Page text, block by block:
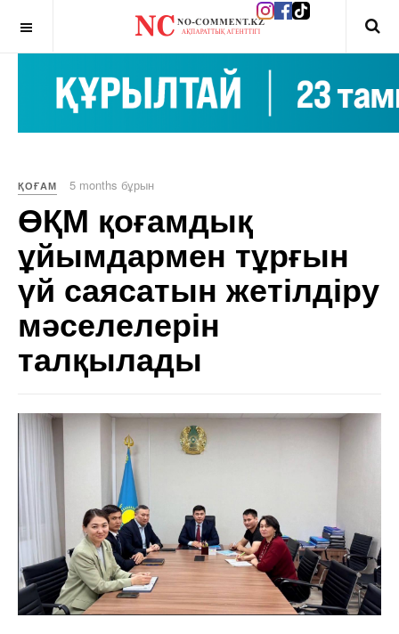
ҚОҒАМ 5 months бұрын
ӨҚМ қоғамдық
ұйымдармен тұрғын
үй саясатын жетілдіру
мәселелерін
талқылады